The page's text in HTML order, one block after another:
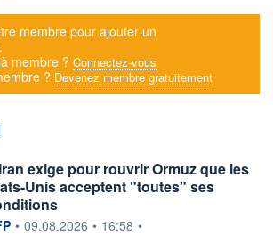
membre pour ajouter un
membre ? Connectez-vous
? Devenez membre gratuitement
exige pour rouvrir Ormuz que les
Unis acceptent "toutes" ses
fournie par
• 09.08.2026 • 16:58 •